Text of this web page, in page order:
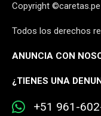
Copyright
Todos los derechos
ANUNCIA CON
¿TIENES UNA
+51 961-